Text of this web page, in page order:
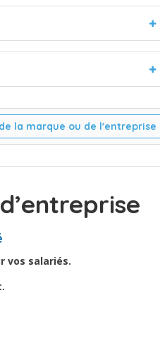
la marque ou de l'entreprise
vos salariés.